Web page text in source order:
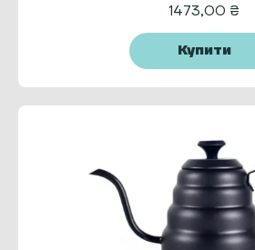
1473,00 ₴
Купити